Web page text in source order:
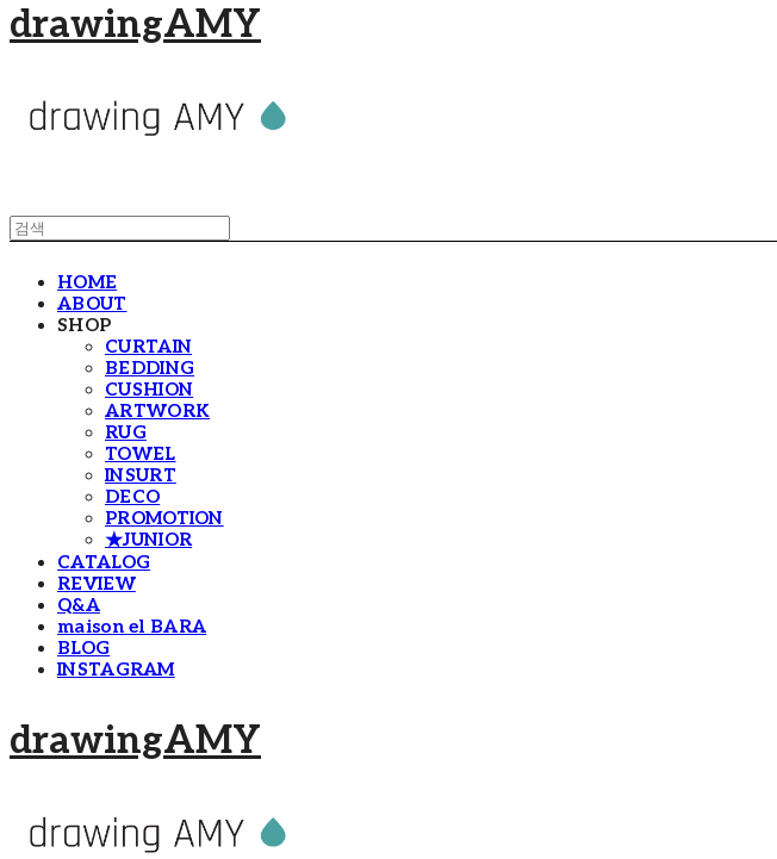
drawingAMY
HOME
ABOUT
SHOP
CURTAIN
BEDDING
CUSHION
ARTWORK
RUG
TOWEL
INSURT
DECO
PROMOTION
★JUNIOR
CATALOG
REVIEW
Q&A
maison el BARA
BLOG
INSTAGRAM
drawingAMY